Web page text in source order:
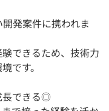
発案件に携われま
できるため、技術力
です。
長できる◎